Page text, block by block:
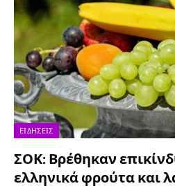
ΕΙΔΉΣΕΙΣ
ΣΟΚ: Βρέθηκαν
ελληνικά φρούτα και